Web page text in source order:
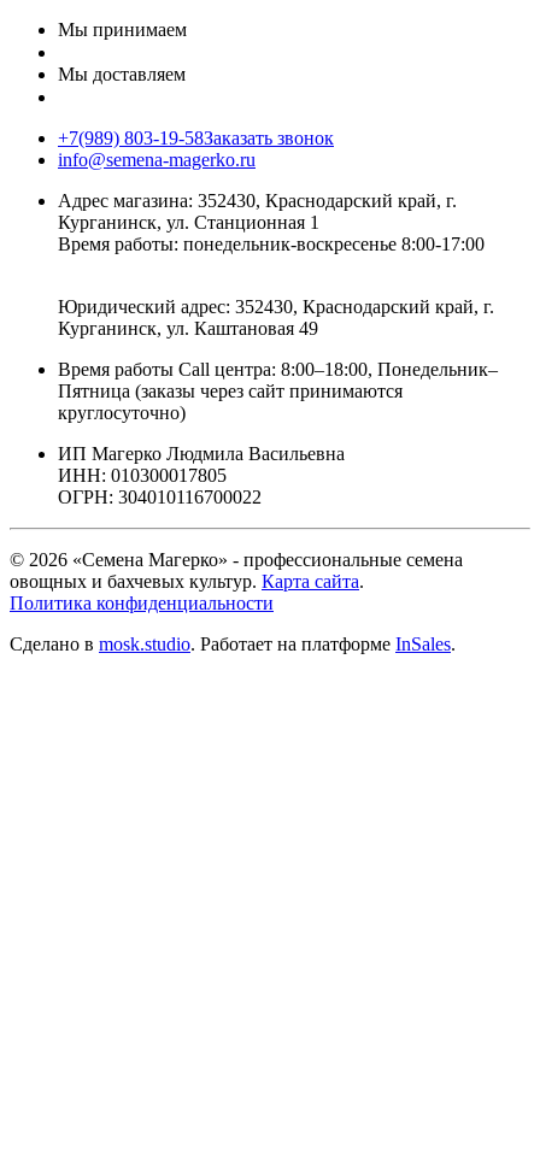
Мы принимаем
Мы доставляем
+7(989) 803-19-58Заказать звонок
info@semena-magerko.ru
Адрес магазина: 352430, Краснодарский край, г.
Курганинск, ул. Станционная 1
Время работы: понедельник-воскресенье 8:00-17:00
Юридический адрес: 352430, Краснодарский край, г.
Курганинск, ул. Каштановая 49
Время работы Call центра: 8:00–18:00, Понедельник–
Пятница (заказы через сайт принимаются
круглосуточно)
ИП Магерко Людмила Васильевна
ИНН: 010300017805
ОГРН: 304010116700022
© 2026 «Семена Магерко» - профессиональные семена
овощных и бахчевых культур. Карта сайта.
Политика конфиденциальности
Сделано в mosk.studio. Работает на платформе InSales.